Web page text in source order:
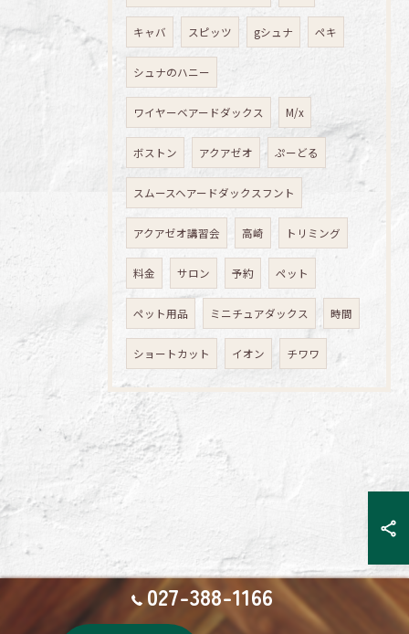
キャバ スピッツ gシュナ ペキ
シュナのハニー
ワイヤーベアードダックス M/x
ボストン アクアゼオ ぷーどる
スムースヘアードダックスフント
アクアゼオ講習会 高崎 トリミング
料金 サロン 予約 ペット
ペット用品 ミニチュアダックス 時間
ショートカット イオン チワワ
027-388-1166